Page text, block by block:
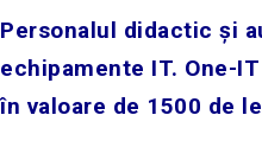
Personalul didactic și
echipamente IT. One-
în valoare de 1500 de